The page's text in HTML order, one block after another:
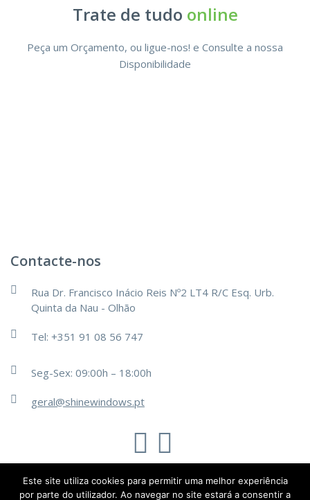
Trate de tudo online
Peça um Orçamento, ou ligue-nos! e Consulte a nossa
Disponibilidade
Contacte-nos
Rua Dr. Francisco Inácio Reis Nº2 LT4 R/C Esq. Urb.
Quinta da Nau - Olhão
Tel: +351 91 08 56 747
Seg-Sex: 09:00h – 18:00h
geral@shinewindows.pt
TechsOn
@2019 - Todos os direitos reservados.
Este site utiliza cookies para permitir uma melhor experiência
por parte do utilizador. Ao navegar no site estará a consentir a